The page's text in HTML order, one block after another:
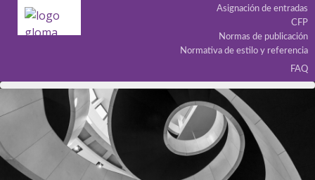
Asignación de entradas
CFP
Normas de publicación
Normativa de estilo y referencia
FAQ